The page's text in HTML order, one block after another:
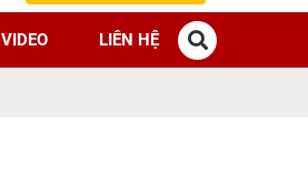
VIDEO LIÊN HỆ